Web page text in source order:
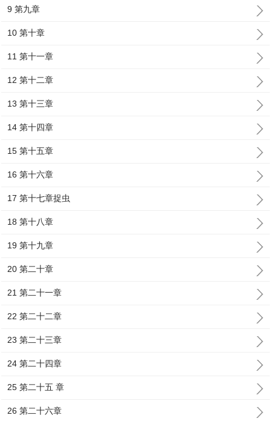
9 第九章
10 第十章
11 第十一章
12 第十二章
13 第十三章
14 第十四章
15 第十五章
16 第十六章
17 第十七章捉虫
18 第十八章
19 第十九章
20 第二十章
21 第二十一章
22 第二十二章
23 第二十三章
24 第二十四章
25 第二十五 章
26 第二十六章